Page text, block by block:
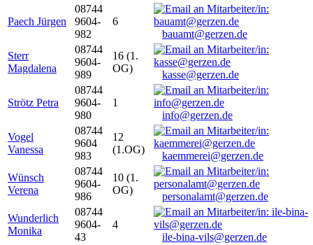
Paech Jürgen
08744
9604-
982
6
bauamt@gerzen.de
Sterr
Magdalena
08744
9604-
989
16 (1.
OG)
kasse@gerzen.de
Strötz Petra
08744
9604-
980
1
info@gerzen.de
Vogel
Vanessa
08744
9604
983
12
(1.OG)
kaemmerei@gerzen.de
Wünsch
Verena
08744
9604-
986
10 (1.
OG)
personalamt@gerzen.de
Wunderlich
Monika
08744
9604-
43
4
ile-bina-vils@gerzen.de